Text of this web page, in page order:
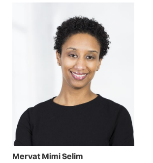
Mervat Mimi Selim